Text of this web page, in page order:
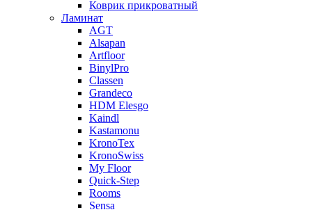
Коврик прикроватный
Ламинат
AGT
Alsapan
Artfloor
BinylPro
Classen
Grandeco
HDM Elesgo
Kaindl
Kastamonu
KronoTex
KronoSwiss
My Floor
Quick-Step
Rooms
Sensa